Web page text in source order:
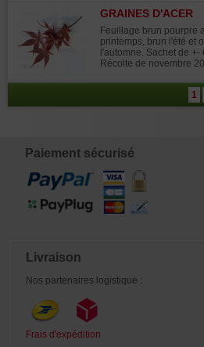
GRAINES D'ACER
MATSUMURAE
Feuillage brun pourpre
printemps, brun l'été et
l'automne. Sachet de +-
Récolte de novembre
1
Paiement sécurisé
Livraison
Nos partenaires logistique :
Frais d'expédition